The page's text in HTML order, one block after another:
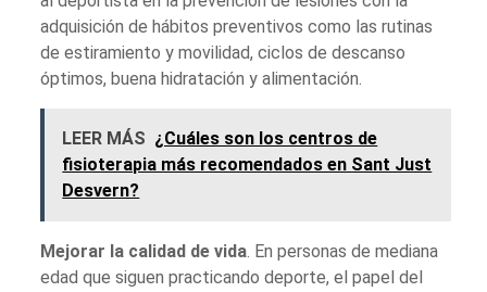
adquisición de hábitos preventivos como las rutinas
de estiramiento y movilidad, ciclos de descanso
óptimos, buena hidratación y alimentación.
LEER MÁS ¿Cuáles son los centros de
fisioterapia más recomendados en Sant Just
Desvern?
Mejorar la calidad de vida. En personas de mediana
edad que siguen practicando deporte, el papel del